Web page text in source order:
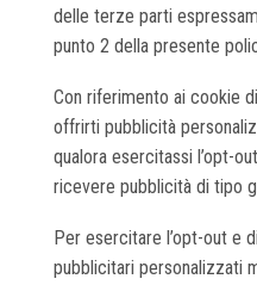
delle terze parti
punto 2 della presente
Con riferimento ai cookie
offrirti pubblicità
qualora esercitassi l’opt-
ricevere pubblicità di tipo
Per esercitare l’opt-out e
pubblicitari personalizzati